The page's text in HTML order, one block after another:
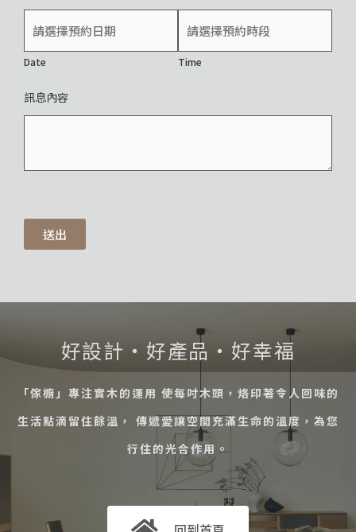
Date Time
訊息內容
送出
好設計・好產品・好幸福
「傢櫥」專注實木的運用 使每吋木頭，烙印著令人回味的
生活點滴留住餘溫， 傳遞愛讓空間充滿生命的溫度，為您
行住的光合作用。